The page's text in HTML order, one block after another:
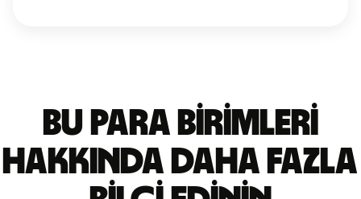
Bu para birimleri
hakkında daha fazla